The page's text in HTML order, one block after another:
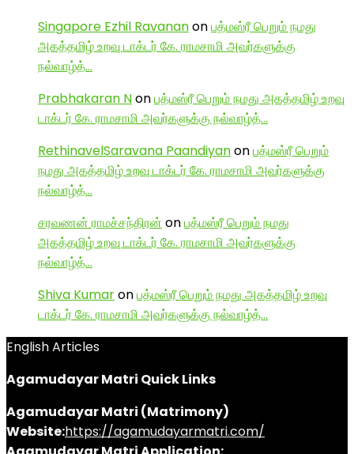
Singapore Ezhil Ravananonபத்மஸ்ரீ பெறும் நமது
அகத்தமிழ் உறவு டாக்டர் கே. ராமசாமி அவர்களுக்கு
நல்வாழ்த்…
Prabhakaran Nonபத்மஸ்ரீ பெறும் நமது அகத்தமிழ் உறவு
டாக்டர் கே. ராமசாமி அவர்களுக்கு நல்வாழ்த்…
RethinavelSaravana Paandiyanonபத்மஸ்ரீ பெறும்
நமது அகத்தமிழ் உறவு டாக்டர் கே. ராமசாமி அவர்களுக்கு
நல்வாழ்த்…
சரவணன் ராமச்சந்திரன் onபத்மஸ்ரீ பெறும் நமது
அகத்தமிழ் உறவு டாக்டர் கே. ராமசாமி அவர்களுக்கு
நல்வாழ்த்…
Shiva Kumaronபத்மஸ்ரீ பெறும் நமது அகத்தமிழ் உறவு
டாக்டர் கே. ராமசாமி அவர்களுக்கு நல்வாழ்த்…
English Articles
Agamudayar Matri Quick Links
Agamudayar Matri (Matrimony)
Website:https://agamudayarmatri.com/